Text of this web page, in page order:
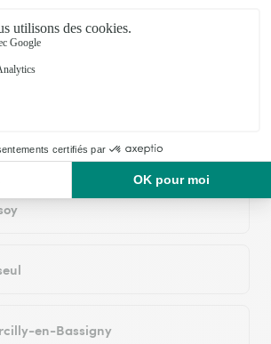
à Plesnoy et autour :
couvertes par le réseau
au-Mont
en-Bassigny